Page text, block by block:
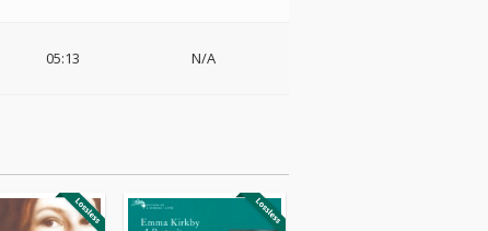
05:13 N/A